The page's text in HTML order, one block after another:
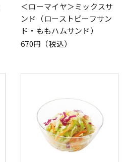
＜ローマイヤ＞ミックスサ
ンド（ローストビーフサン
ド・ももハムサンド）
670円（税込）